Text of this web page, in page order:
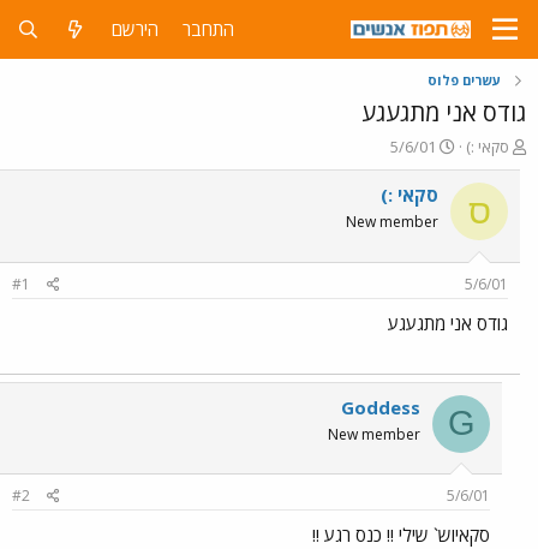
התחבר הירשם
עשרים פלוס
גודס אני מתגעגע
פ
ו
ת
ח
ה
ש
א
סקאי :)
פ
ו
ר
ם
ר
5/6/01
ס סקאי :)
New member
5/6/01
#1
גודס אני מתגעגע
G
Goddess
New member
5/6/01
#2
סקאיוש` שילי !! כנס רגע !!